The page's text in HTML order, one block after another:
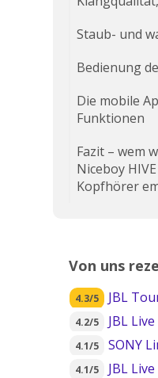
Staub- und
Bedienung
Die mobile
Funktionen
Fazit – wem
Niceboy
Kopfhörer
Von uns
4.3/5 JBL
4.2/5 JBL
4.1/5 SONY
4.1/5 JBL